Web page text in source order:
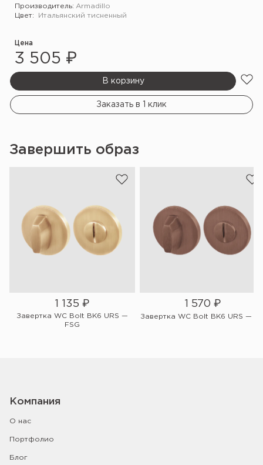
Производитель: Armadillo
Цвет:
Итальянский тисненный
Цена
3 505 ₽
В корзину
Заказать в 1 клик
Завершить образ
1 135 ₽
Завертка WC Bolt BK6 URS —
FSG
1 570 ₽
Завертка WC Bolt BK6 URS —
Компания
О нас
Портфолио
Блог